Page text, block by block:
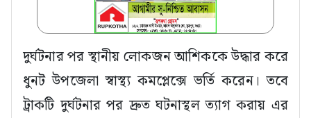
দুর্ঘটনার পর স্থানীয় লোকজন আশিককে উদ্ধার করে
ধুনট উপজেলা স্বাস্থ্য কমপ্লেক্সে ভর্তি করেন। তবে
ট্রাকটি দুর্ঘটনার পর দ্রুত ঘটনাস্থল ত্যাগ করায় এর